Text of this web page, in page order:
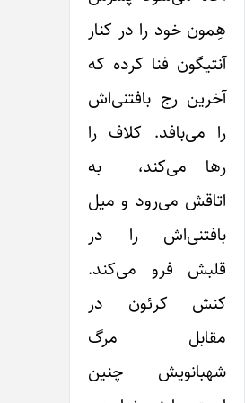
هِمون خود را در کنار
آنتیگون فنا کرده که
آخرین رج بافتنی‌اش
را می‌بافد. کلاف را
رها می‌کند، به
اتاقش می‌رود و میل
بافتنی‌اش را در
قلبش فرو می‌کند.
کنش کرئون در
مقابل مرگ
شهبانویش چنین